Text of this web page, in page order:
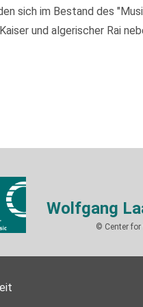
sich im Bestand des
und algerischer Rai
Wolfgang
© Center